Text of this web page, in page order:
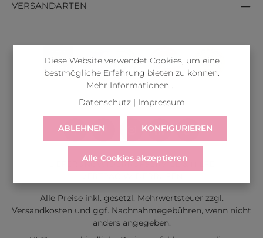
VERSANDARTEN
LIEFERUNGWIDERRUFSERVICE & HILFE
Alle Preise inkl. gesetzl. Mehrwertsteuer zzgl.
Versandkosten und ggf. Nachnahmegebühren, wenn nicht
anders angegeben.
Diese Website verwendet Cookies, um eine
bestmögliche Erfahrung bieten zu können.
Mehr Informationen ...
Datenschutz| Impressum
ABLEHNEN KONFIGURIEREN
Alle Cookies akzeptieren